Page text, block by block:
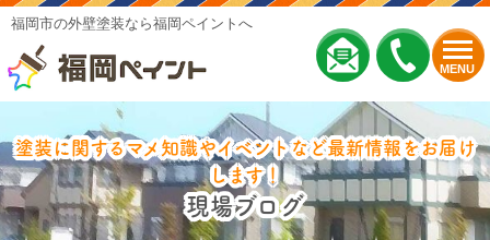
MENU
福岡市の外壁塗装なら福岡ペイントへ
塗装に関するマメ知識やイベントなど最新情報をお届け
します！
現場ブログ